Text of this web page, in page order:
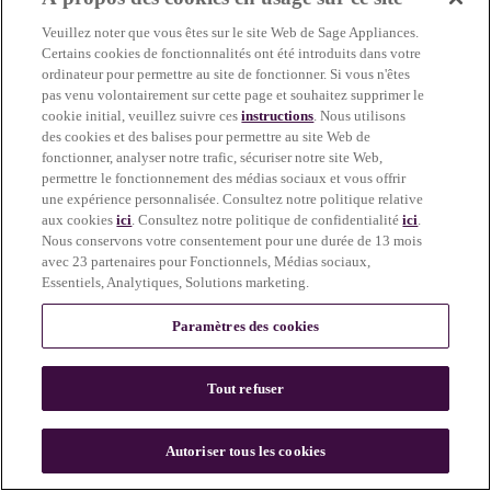
more information)
n
Veuillez noter que vous êtes sur le site Web de Sage Appliances.
Certains cookies de fonctionnalités ont été introduits dans votre
ordinateur pour permettre au site de fonctionner. Si vous n'êtes
pas venu volontairement sur cette page et souhaitez supprimer le
cookie initial, veuillez suivre cesinstructions. Nous utilisons
des cookies et des balises pour permettre au site Web de
fonctionner, analyser notre trafic, sécuriser notre site Web,
permettre le fonctionnement des médias sociaux et vous offrir
une expérience personnalisée. Consultez notre politique relative
aux cookiesici. Consultez notre politique de confidentialitéici.
Nous conservons votre consentement pour une durée de 13 mois
avec 23 partenaires pour Fonctionnels, Médias sociaux,
Essentiels, Analytiques, Solutions marketing.
Paramètres des cookies
Tout refuser
Autoriser tous les cookies